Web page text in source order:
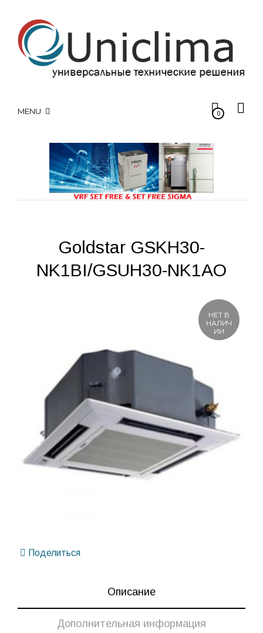
MENU 0
Goldstar GSKH30-
NK1BI/GSUH30-NK1AO
НЕТ В
НАЛИЧ
ИИ
Поделиться
Описание
Дополнительная информация